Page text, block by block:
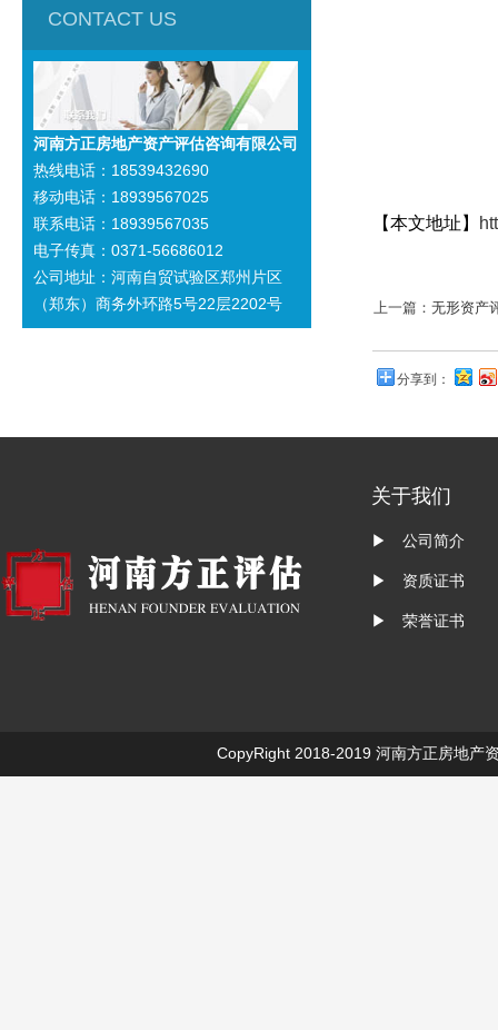
【本文地址】
上一篇： 无形资产
分享到：
CONTACT US
河南方正房地产资产评估咨询有限公司
热线电话：18539432690
移动电话：18939567025
联系电话：18939567035
电子传真：0371-56686012
公司地址：河南自贸试验区郑州片区
（郑东）商务外环路5号22层2202号
关于我们
▶ 公司简介
▶ 资质证书
▶ 荣誉证书
CopyRight 2018-2019 河南方正房地产